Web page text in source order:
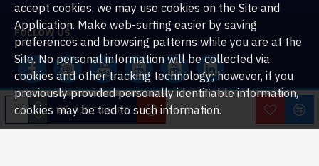
ADD TO CART
FOLLOW US
accept cookies, we may use cookies on the Site and
Application. Make web-surfing easier by saving
preferences and browsing patterns while you are at the
Site. No personal information will be collected via
cookies and other tracking technology; however, if you
previously provided personally identifiable information,
cookies may be tied to such information.